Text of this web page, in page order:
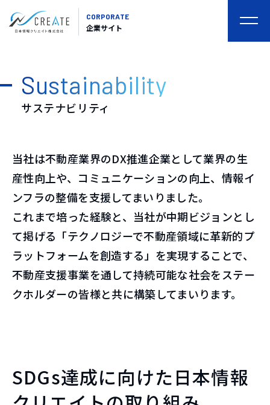
CORPORATE
企業サイト
Sustainability
サステナビリティ
当社は不動産業界のDX推進企業として業界の生
産性向上や、コミュニケーションの向上、情報イ
ンフラの整備を支援してまいりました。
これまで培った経験と、当社が中期ビジョンとし
て掲げる「テクノロジーで不動産領域に革新的プ
ラットフォームを創造する」を実現することで、
不動産支援事業を通して持続可能な社会をステー
クホルダーの皆様と共に構築してまいります。
SDGs達成に向けた日本情報